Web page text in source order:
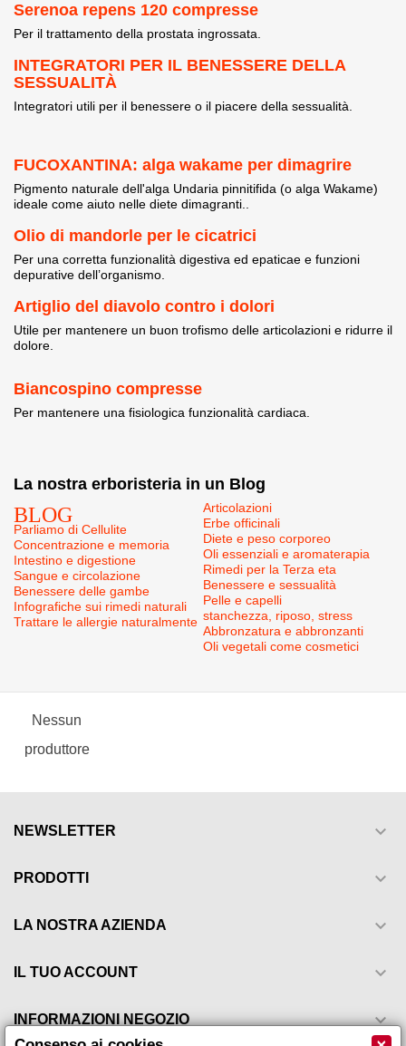
Serenoa repens 120 compresse
Per il trattamento della prostata ingrossata.
INTEGRATORI PER IL BENESSERE DELLA
SESSUALITÀ
Integratori utili per il benessere o il piacere della sessualità.
FUCOXANTINA: alga wakame per dimagrire
Pigmento naturale dell'alga Undaria pinnitifida (o alga Wakame)
ideale come aiuto nelle diete dimagranti..
Olio di mandorle per le cicatrici
Per una corretta funzionalità digestiva ed epaticae e funzioni
depurative dell’organismo.
Artiglio del diavolo contro i dolori
Utile per mantenere un buon trofismo delle articolazioni e ridurre il
dolore.
Biancospino compresse
Per mantenere una fisiologica funzionalità cardiaca.
La nostra erboristeria in un Blog
BLOG
Parliamo di Cellulite
Concentrazione e memoria
Intestino e digestione
Sangue e circolazione
Benessere delle gambe
Infografiche sui rimedi naturali
Trattare le allergie naturalmente
Articolazioni
Erbe officinali
Diete e peso corporeo
Oli essenziali e aromaterapia
Rimedi per la Terza eta
Benessere e sessualità
Pelle e capelli
stanchezza, riposo, stress
Abbronzatura e abbronzanti
Oli vegetali come cosmetici
Nessun
produttore
NEWSLETTER 
PRODOTTI 
LA NOSTRA AZIENDA 
IL TUO ACCOUNT 
INFORMAZIONI NEGOZIO 